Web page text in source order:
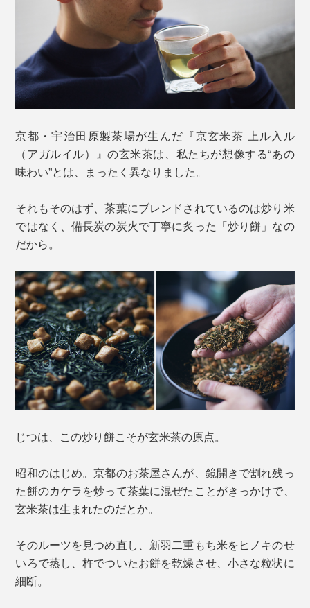
京都・宇治田原製茶場が生んだ『京玄米茶 上ル入ル
（アガルイル）』の玄米茶は、私たちが想像する“あの
味わい”とは、まったく異なりました。
それもそのはず、茶葉にブレンドされているのは炒り米
ではなく、備長炭の炭火で丁寧に炙った「炒り餅」なの
だから。
じつは、この炒り餅こそが玄米茶の原点。
昭和のはじめ。京都のお茶屋さんが、鏡開きで割れ残っ
た餅のカケラを炒って茶葉に混ぜたことがきっかけで、
玄米茶は生まれたのだとか。
そのルーツを見つめ直し、新羽二重もち米をヒノキのせ
いろで蒸し、杵でついたお餅を乾燥させ、小さな粒状に
細断。